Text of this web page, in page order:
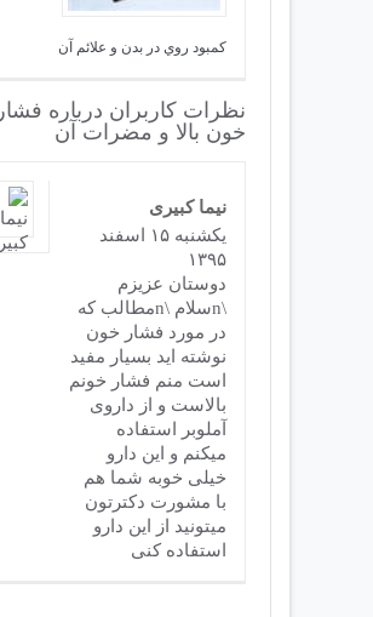
كمبود روي در بدن و علائم آن
نظرات کاربران درباره فشار
خون بالا و مضرات آن
نیما کبیری
يكشنبه ۱۵ اسفند
۱۳۹۵
دوستان عزیزم
\nسلام \nمطالب که
در مورد فشار خون
نوشته اید بسیار مفید
است منم فشار خونم
بالاست و از داروی
آملوبر استفاده
میکنم و این دارو
خیلی خوبه شما هم
با مشورت دکترتون
میتونید از این دارو
استفاده کنی